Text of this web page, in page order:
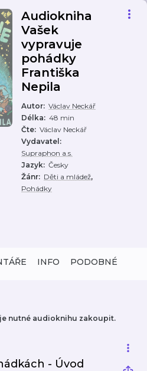
Audiokniha
Vašek
vypravuje
pohádky
Františka
Nepila
Autor: Václav Neckář
Délka: 48 min
Čte: Václav Neckář
Vydavatel :
Supraphon a.s.
Jazyk: Česky
Žánr: Děti a mládež,
Pohádky
INFO PODOBNÉ
nutné audioknihu zakoupit.
- Úvod